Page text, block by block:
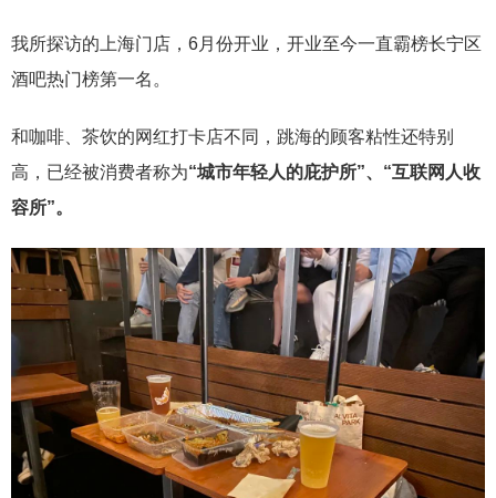
我所探访的上海门店，6月份开业，开业至今一直霸榜长宁区
酒吧热门榜第一名。
和咖啡、茶饮的网红打卡店不同，跳海的顾客粘性还特别
高，已经被消费者称为“城市年轻人的庇护所”、“互联网人收
容所”。